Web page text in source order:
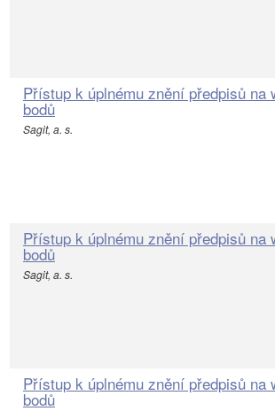
Přístup k úplnému znění předpisů na
bodů
Sagit, a. s.
Přístup k úplnému znění předpisů na
bodů
Sagit, a. s.
Přístup k úplnému znění předpisů na
bodů